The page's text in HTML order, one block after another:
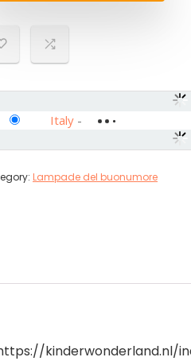
Italy -
Lampade del buonumore
kinderwonderland.nl/